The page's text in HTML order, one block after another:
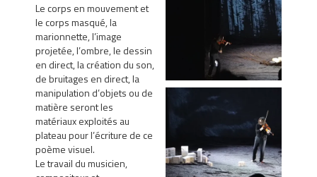
Le corps en mouvement et
le corps masqué, la
marionnette, l’image
projetée, l’ombre, le dessin
en direct, la création du son,
de bruitages en direct, la
manipulation d’objets ou de
matière seront les
matériaux exploités au
plateau pour l’écriture de ce
poème visuel.
Le travail du musicien,
Paysages de nos larmes -
mère"
Paysages de nos larmes -
"Passage des quartiers"